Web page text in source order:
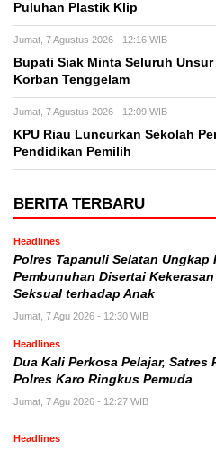
Puluhan Plastik Klip
Jumat, 7 Agustus 2026 - 12:16 WIB
Bupati Siak Minta Seluruh
Korban Tenggelam
Jumat, 7 Agustus 2026 - 12:09 WIB
KPU Riau Luncurkan Sekolah
Pendidikan Pemilih
BERITA TERBARU
Headlines
Polres Tapanuli Selatan Ungkap
Pembunuhan Disertai Kekerasan
Seksual terhadap Anak
Jumat, 7 Agu 2026 - 12:30 WIB
Headlines
Dua Kali Perkosa Pelajar, Satres
Polres Karo Ringkus Pemuda
Jumat, 7 Agu 2026 - 12:27 WIB
Headlines